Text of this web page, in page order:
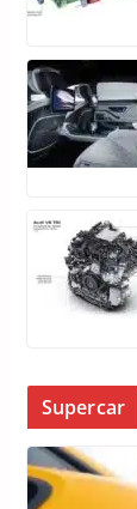
Supercar